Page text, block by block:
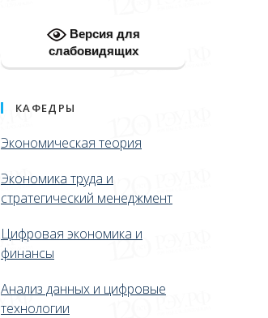
Версия для
слабовидящих
КАФЕДРЫ
Экономическая теория
Экономика труда и
стратегический менеджмент
Цифровая экономика и
финансы
Анализ данных и цифровые
технологии